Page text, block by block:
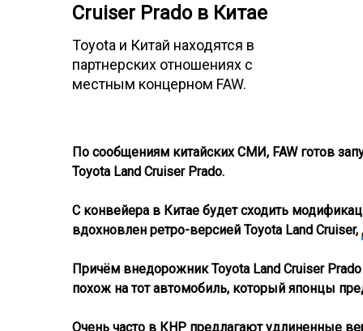
Cruiser Prado в Китае
Toyota и Китай находятся в
партнерских отношениях с
местным концерном FAW.
По сообщениям китайских СМИ, FAW готов
Toyota Land Cruiser Prado.
С конвейера в Китае будет сходить
вдохновлен ретро-версией Toyota Land Cruiser,
Причём внедорожник Toyota Land Cruiser
похож на тот автомобиль, который японцы
Очень часто в КНР предлагают удлиненные